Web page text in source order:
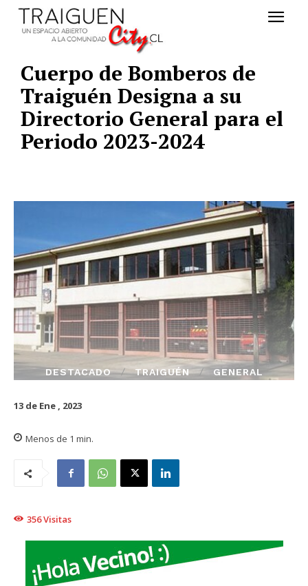
Cuerpo de Bomberos de
Traiguén Designa a su
Directorio General para el
Periodo 2023-2024
DESTACADO TRAIGUÉN GENERAL
13 de Ene , 2023
Menos de 1 min.
356Visitas